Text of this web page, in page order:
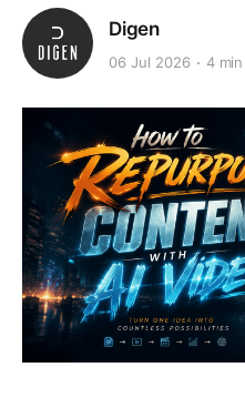
Digen
06 Jul 2026 4 min